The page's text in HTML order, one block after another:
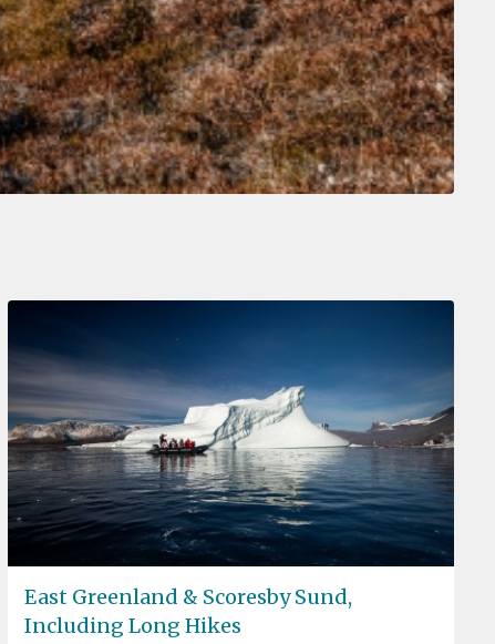
East Greenland & Scoresby Sund,
Including Long Hikes